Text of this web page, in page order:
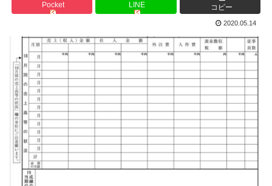
Pocket LINE コピー
2020.05.14